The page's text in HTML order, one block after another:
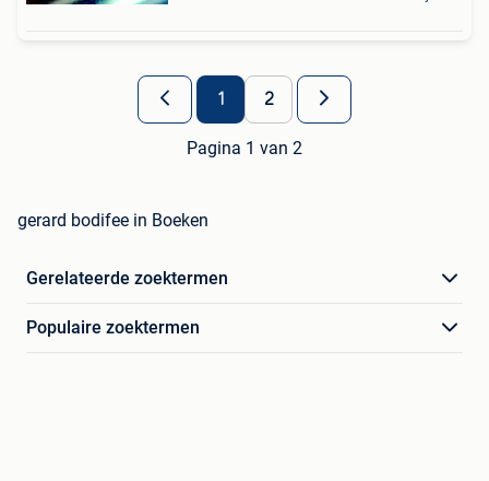
1 2
Pagina 1 van 2
gerard bodifee in Boeken
Gerelateerde zoektermen
Populaire zoektermen